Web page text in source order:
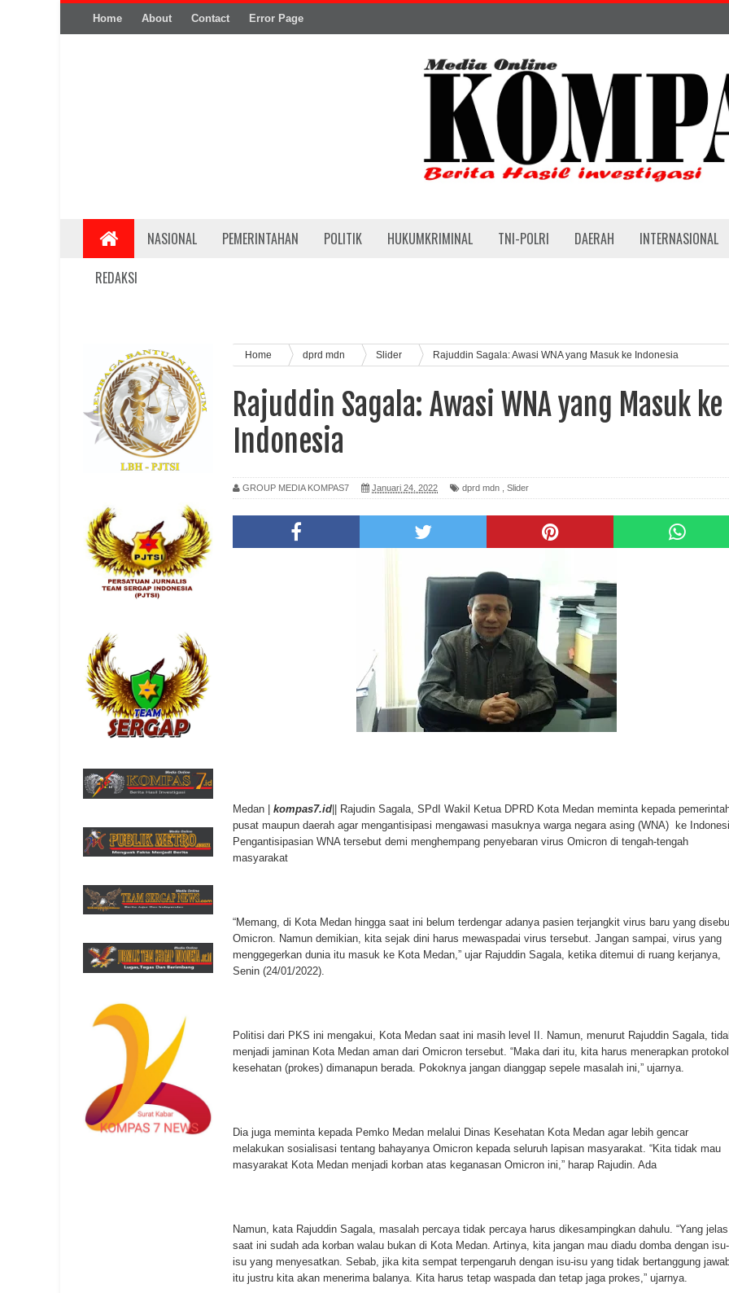
Home About Contact Error Page
NASIONAL PEMERINTAHAN POLITIK HUKUMKRIMINAL TNI-POLRI DAERAH
INTERNASIONAL
REDAKSI
Home dprd mdn Slider Rajuddin Sagala: Awasi WNA yang Masuk ke Indonesia
Rajuddin Sagala: Awasi WNA yang Masuk ke
Indonesia
GROUP MEDIA KOMPAS7 Januari 24, 2022 dprd mdn Slider
Medan | kompas7.id || Rajudin Sagala, SPdI Wakil Ketua DPRD Kota Medan meminta kepada
pusat maupun daerah agar mengantisipasi mengawasi masuknya warga negara asing (WNA) ke
Pengantisipasian WNA tersebut demi menghempang penyebaran virus Omicron di tengah-tengah
masyarakat
“Memang, di Kota Medan hingga saat ini belum terdengar adanya pasien terjangkit virus baru yang
Omicron. Namun demikian, kita sejak dini harus mewaspadai virus tersebut. Jangan sampai, virus yang
menggegerkan dunia itu masuk ke Kota Medan,” ujar Rajuddin Sagala, ketika ditemui di ruang kerjanya,
Senin (24/01/2022).
Politisi dari PKS ini mengakui, Kota Medan saat ini masih level II. Namun, menurut Rajuddin Sagala,
menjadi jaminan Kota Medan aman dari Omicron tersebut. “Maka dari itu, kita harus menerapkan protokol
kesehatan (prokes) dimanapun berada. Pokoknya jangan dianggap sepele masalah ini,” ujarnya.
Dia juga meminta kepada Pemko Medan melalui Dinas Kesehatan Kota Medan agar lebih gencar
melakukan sosialisasi tentang bahayanya Omicron kepada seluruh lapisan masyarakat. “Kita tidak mau
masyarakat Kota Medan menjadi korban atas keganasan Omicron ini,” harap Rajudin. Ada
Namun, kata Rajuddin Sagala, masalah percaya tidak percaya harus dikesampingkan dahulu. “Yang
saat ini sudah ada korban walau bukan di Kota Medan. Artinya, kita jangan mau diadu domba dengan isu-
isu yang menyesatkan. Sebab, jika kita sempat terpengaruh dengan isu-isu yang tidak bertanggung
itu justru kita akan menerima balanya. Kita harus tetap waspada dan tetap jaga prokes,” ujarnya.